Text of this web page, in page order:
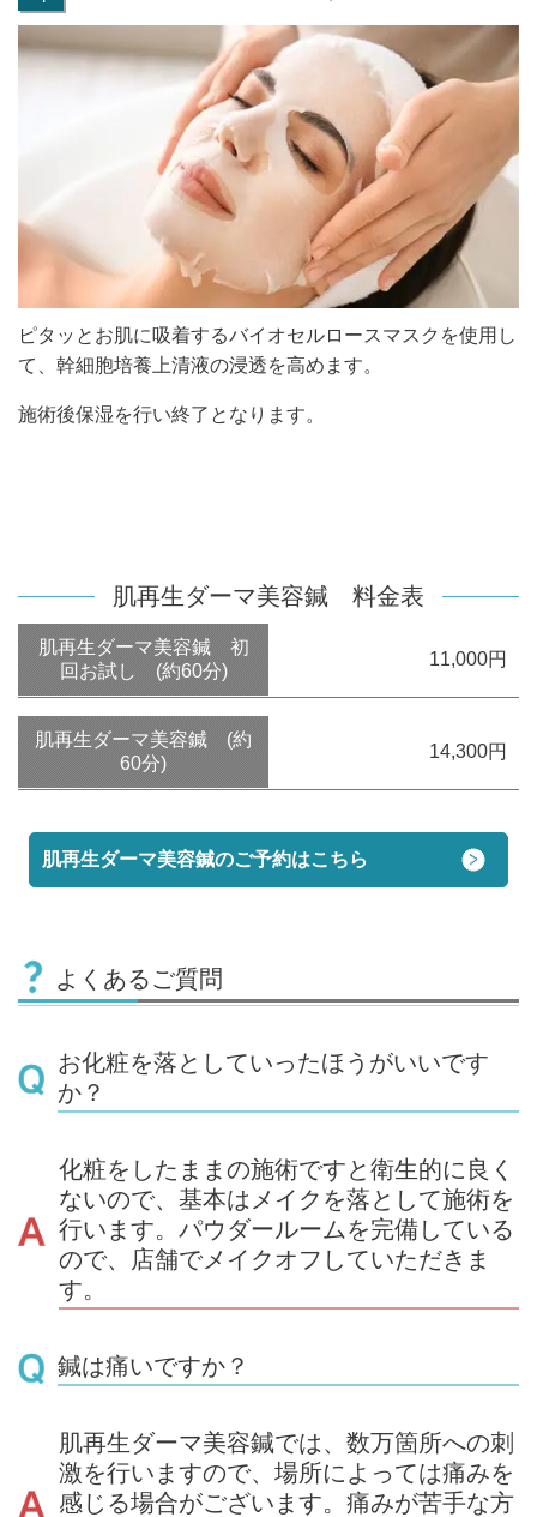
ピタッとお肌に吸着するバイオセルロースマスクを使用し
て、幹細胞培養上清液の浸透を高めます。
施術後保湿を行い終了となります。
肌再生ダーマ美容鍼 料金表
肌再生ダーマ美容鍼 初
回お試し (約60分)
11,000円
肌再生ダーマ美容鍼 (約
60分)
14,300円
肌再生ダーマ美容鍼のご予約はこちら
よくあるご質問
お化粧を落としていったほうがいいです
か？
化粧をしたままの施術ですと衛生的に良く
ないので、基本はメイクを落として施術を
行います。パウダールームを完備している
ので、店舗でメイクオフしていただきま
す。
鍼は痛いですか？
肌再生ダーマ美容鍼では、数万箇所への刺
激を行いますので、場所によっては痛みを
感じる場合がございます。痛みが苦手な方